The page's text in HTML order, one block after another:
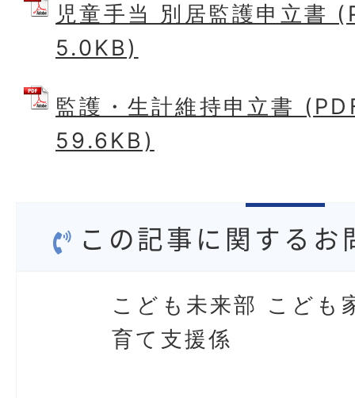
児童手当 別居監護申立書
5.0KB)
監護・生計維持申立書
59.6KB)
この記事に関するお
こども未来部 こども
育て支援係